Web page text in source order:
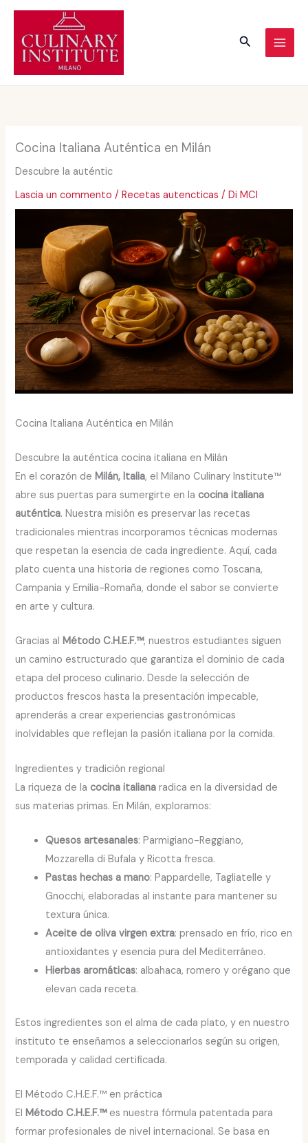
contenuto
Cerca
Cocina Italiana Auténtica en Milán
Descubre la auténtic
Lascia un commento /Recetas autencticas / DiMCI
Cocina Italiana Auténtica en Milán
Descubre la auténtica cocina italiana en Milán
En el corazón deMilán, Italia, el Milano Culinary Institute™
abre sus puertas para sumergirte en lacocina italiana
auténtica. Nuestra misión es preservar las recetas
tradicionales mientras incorporamos técnicas modernas
que respetan la esencia de cada ingrediente. Aquí, cada
plato cuenta una historia de regiones como Toscana,
Campania y Emilia-Romaña, donde el sabor se convierte
en arte y cultura.
Gracias alMétodo C.H.E.F.™, nuestros estudiantes siguen
un camino estructurado que garantiza el dominio de cada
etapa del proceso culinario. Desde la selección de
productos frescos hasta la presentación impecable,
aprenderás a crear experiencias gastronómicas
inolvidables que reflejan la pasión italiana por la comida.
Ingredientes y tradición regional
La riqueza de lacocina italiana radica en la diversidad de
sus materias primas. En Milán, exploramos:
Quesos artesanales: Parmigiano-Reggiano,
Mozzarella di Bufala y Ricotta fresca.
Pastas hechas a mano: Pappardelle, Tagliatelle y
Gnocchi, elaboradas al instante para mantener su
textura única.
Aceite de oliva virgen extra: prensado en frío, rico en
antioxidantes y esencia pura del Mediterráneo.
Hierbas aromáticas: albahaca, romero y orégano que
elevan cada receta.
Estos ingredientes son el alma de cada plato, y en nuestro
instituto te enseñamos a seleccionarlos según su origen,
temporada y calidad certificada.
El Método C.H.E.F.™ en práctica
ElMétodo C.H.E.F.™es nuestra fórmula patentada para
formar profesionales de nivel internacional. Se basa en